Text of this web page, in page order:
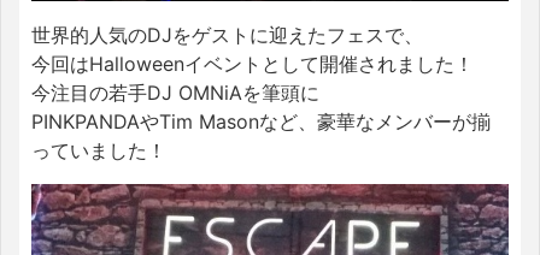
世界的人気のDJをゲストに迎えたフェスで、
今回はHalloweenイベントとして開催されました！
今注目の若手DJ OMNiAを筆頭に
PINKPANDAやTim Masonなど、豪華なメンバーが揃
っていました！